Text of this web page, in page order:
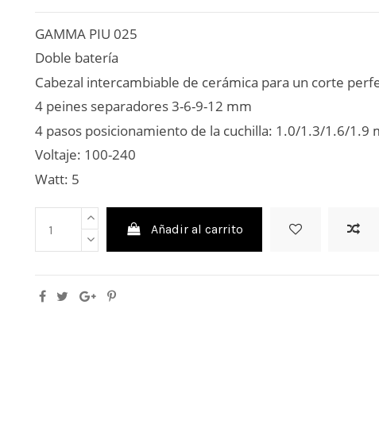
GAMMA PIU 025
Doble batería
Cabezal intercambiable de cerámica para un corte
4 peines separadores 3-6-9-12 mm
4 pasos posicionamiento de la cuchilla: 1.0/1.3/1.6/1.9
Voltaje: 100-240
Watt: 5
Añadir al carrito